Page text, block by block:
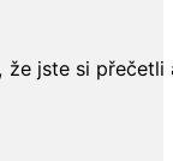
jste si přečetli